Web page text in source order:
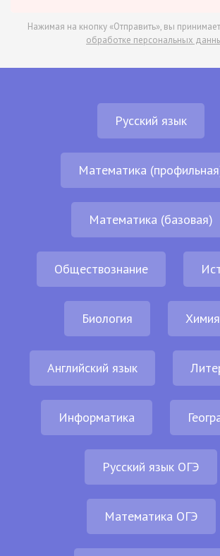
Нажимая на кнопку «Отправить», вы
обработке персональных
Русский язык
Математика
Математика (базовая)
Обществознание
Биология Химия
Английский язык
Информатика
Русский язык ОГЭ
Математика ОГЭ